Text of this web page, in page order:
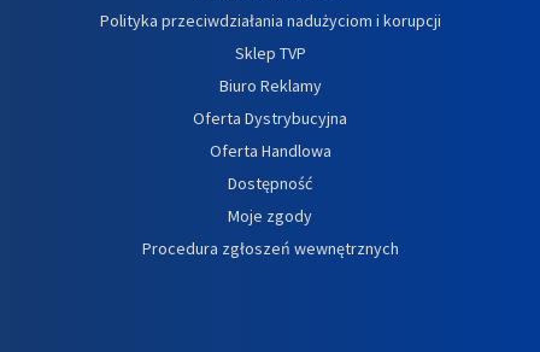
Polityka przeciwdziałania nadużyciom i korupcji
Sklep TVP
Biuro Reklamy
Oferta Dystrybucyjna
Oferta Handlowa
Dostępność
Moje zgody
Procedura zgłoszeń wewnętrznych